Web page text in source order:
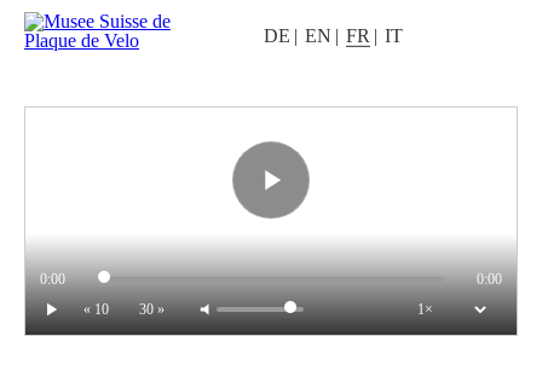
DE EN FR IT
0:00
0:00
« 10
30 »